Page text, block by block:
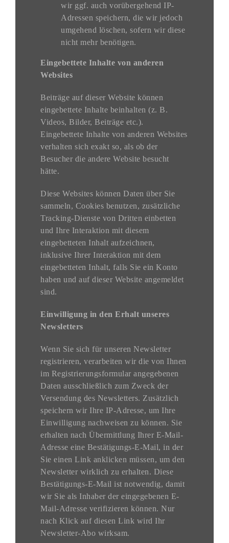
wir ggf. auch vorübergehend IP-
Adressen speichern, die wir jedoch
umgehend löschen, sofern wir diese
nicht mehr benötigen.
Eingebettete Inhalte von anderen
Websites
Beiträge auf dieser Website können
eingebettete Inhalte beinhalten (z. B.
Videos, Bilder, Beiträge etc.).
Eingebettete Inhalte von anderen Websites
verhalten sich exakt so, als ob der
Besucher die andere Website besucht
hätte.
Diese Websites können Daten über Sie
sammeln, Cookies benutzen, zusätzliche
Tracking-Dienste von Dritten einbetten
und Ihre Interaktion mit diesem
eingebetteten Inhalt aufzeichnen,
inklusive Ihrer Interaktion mit dem
eingebetteten Inhalt, falls Sie ein Konto
haben und auf dieser Website angemeldet
sind.
Einwilligung in den Erhalt unseres
Newsletters
Wenn Sie sich für unseren Newsletter
registrieren, verarbeiten wir die von Ihnen
im Registrierungsformular angegebenen
Daten ausschließlich zum Zweck der
Versendung des Newsletters. Zusätzlich
speichern wir Ihre IP-Adresse, um Ihre
Einwilligung nachweisen zu können. Sie
erhalten nach Übermittlung Ihrer E-Mail-
Adresse eine Bestätigungs-E-Mail, in der
Sie einen Link anklicken müssen, um den
Newsletter wirklich zu erhalten. Diese
Bestätigungs-E-Mail ist notwendig, damit
wir Sie als Inhaber der eingegebenen E-
Mail-Adresse verifizieren können. Nur
nach Klick auf diesen Link wird Ihr
Newsletter-Abo wirksam.